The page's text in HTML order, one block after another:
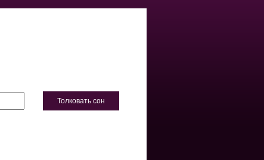
Толковать сон